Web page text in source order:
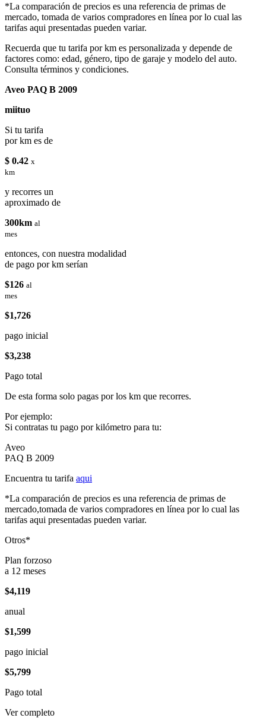
*La comparación de precios es una referencia de primas de
mercado, tomada de varios compradores en línea por lo cual las
tarifas aqui presentadas pueden variar.
Recuerda que tu tarifa por km es personalizada y depende de
factores como: edad, género, tipo de garaje y modelo del auto.
Consulta términos y condiciones.
Aveo PAQ B 2009
miituo
Si tu tarifa
por km es de
$ 0.42 x
km
y recorres un
aproximado de
300km al
mes
entonces, con nuestra modalidad
de pago por km serían
$126 al
mes
$1,726
pago inicial
$3,238
Pago total
De esta forma solo pagas por los km que recorres.
Por ejemplo:
Si contratas tu pago por kilómetro para tu:
Aveo
PAQ B 2009
Encuentra tu tarifa aqui
*La comparación de precios es una referencia de primas de
mercado,tomada de varios compradores en línea por lo cual las
tarifas aqui presentadas pueden variar.
Otros*
Plan forzoso
a 12 meses
$4,119
anual
$1,599
pago inicial
$5,799
Pago total
Ver completo